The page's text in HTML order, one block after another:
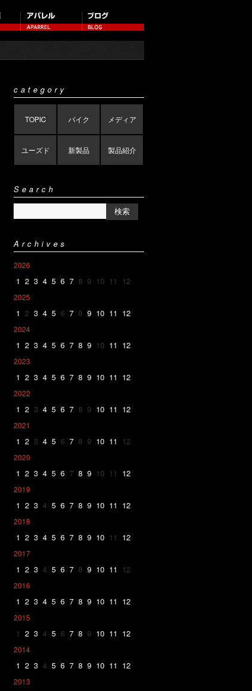
category
TOPIC バイク メディア
ユーズド 新製品 製品紹介
Search
Archives
2026
1 2 3 4 5 6 7 8 9 10 11 12
2025
1 2 3 4 5 6 7 8 9 10 11 12
2024
1 2 3 4 5 6 7 8 9 10 11 12
2023
1 2 3 4 5 6 7 8 9 10 11 12
2022
1 2 3 4 5 6 7 8 9 10 11 12
2021
1 2 3 4 5 6 7 8 9 10 11 12
2020
1 2 3 4 5 6 7 8 9 10 11 12
2019
1 2 3 4 5 6 7 8 9 10 11 12
2018
1 2 3 4 5 6 7 8 9 10 11 12
2017
1 2 3 4 5 6 7 8 9 10 11 12
2016
1 2 3 4 5 6 7 8 9 10 11 12
2015
1 2 3 4 5 6 7 8 9 10 11 12
2014
1 2 3 4 5 6 7 8 9 10 11 12
2013